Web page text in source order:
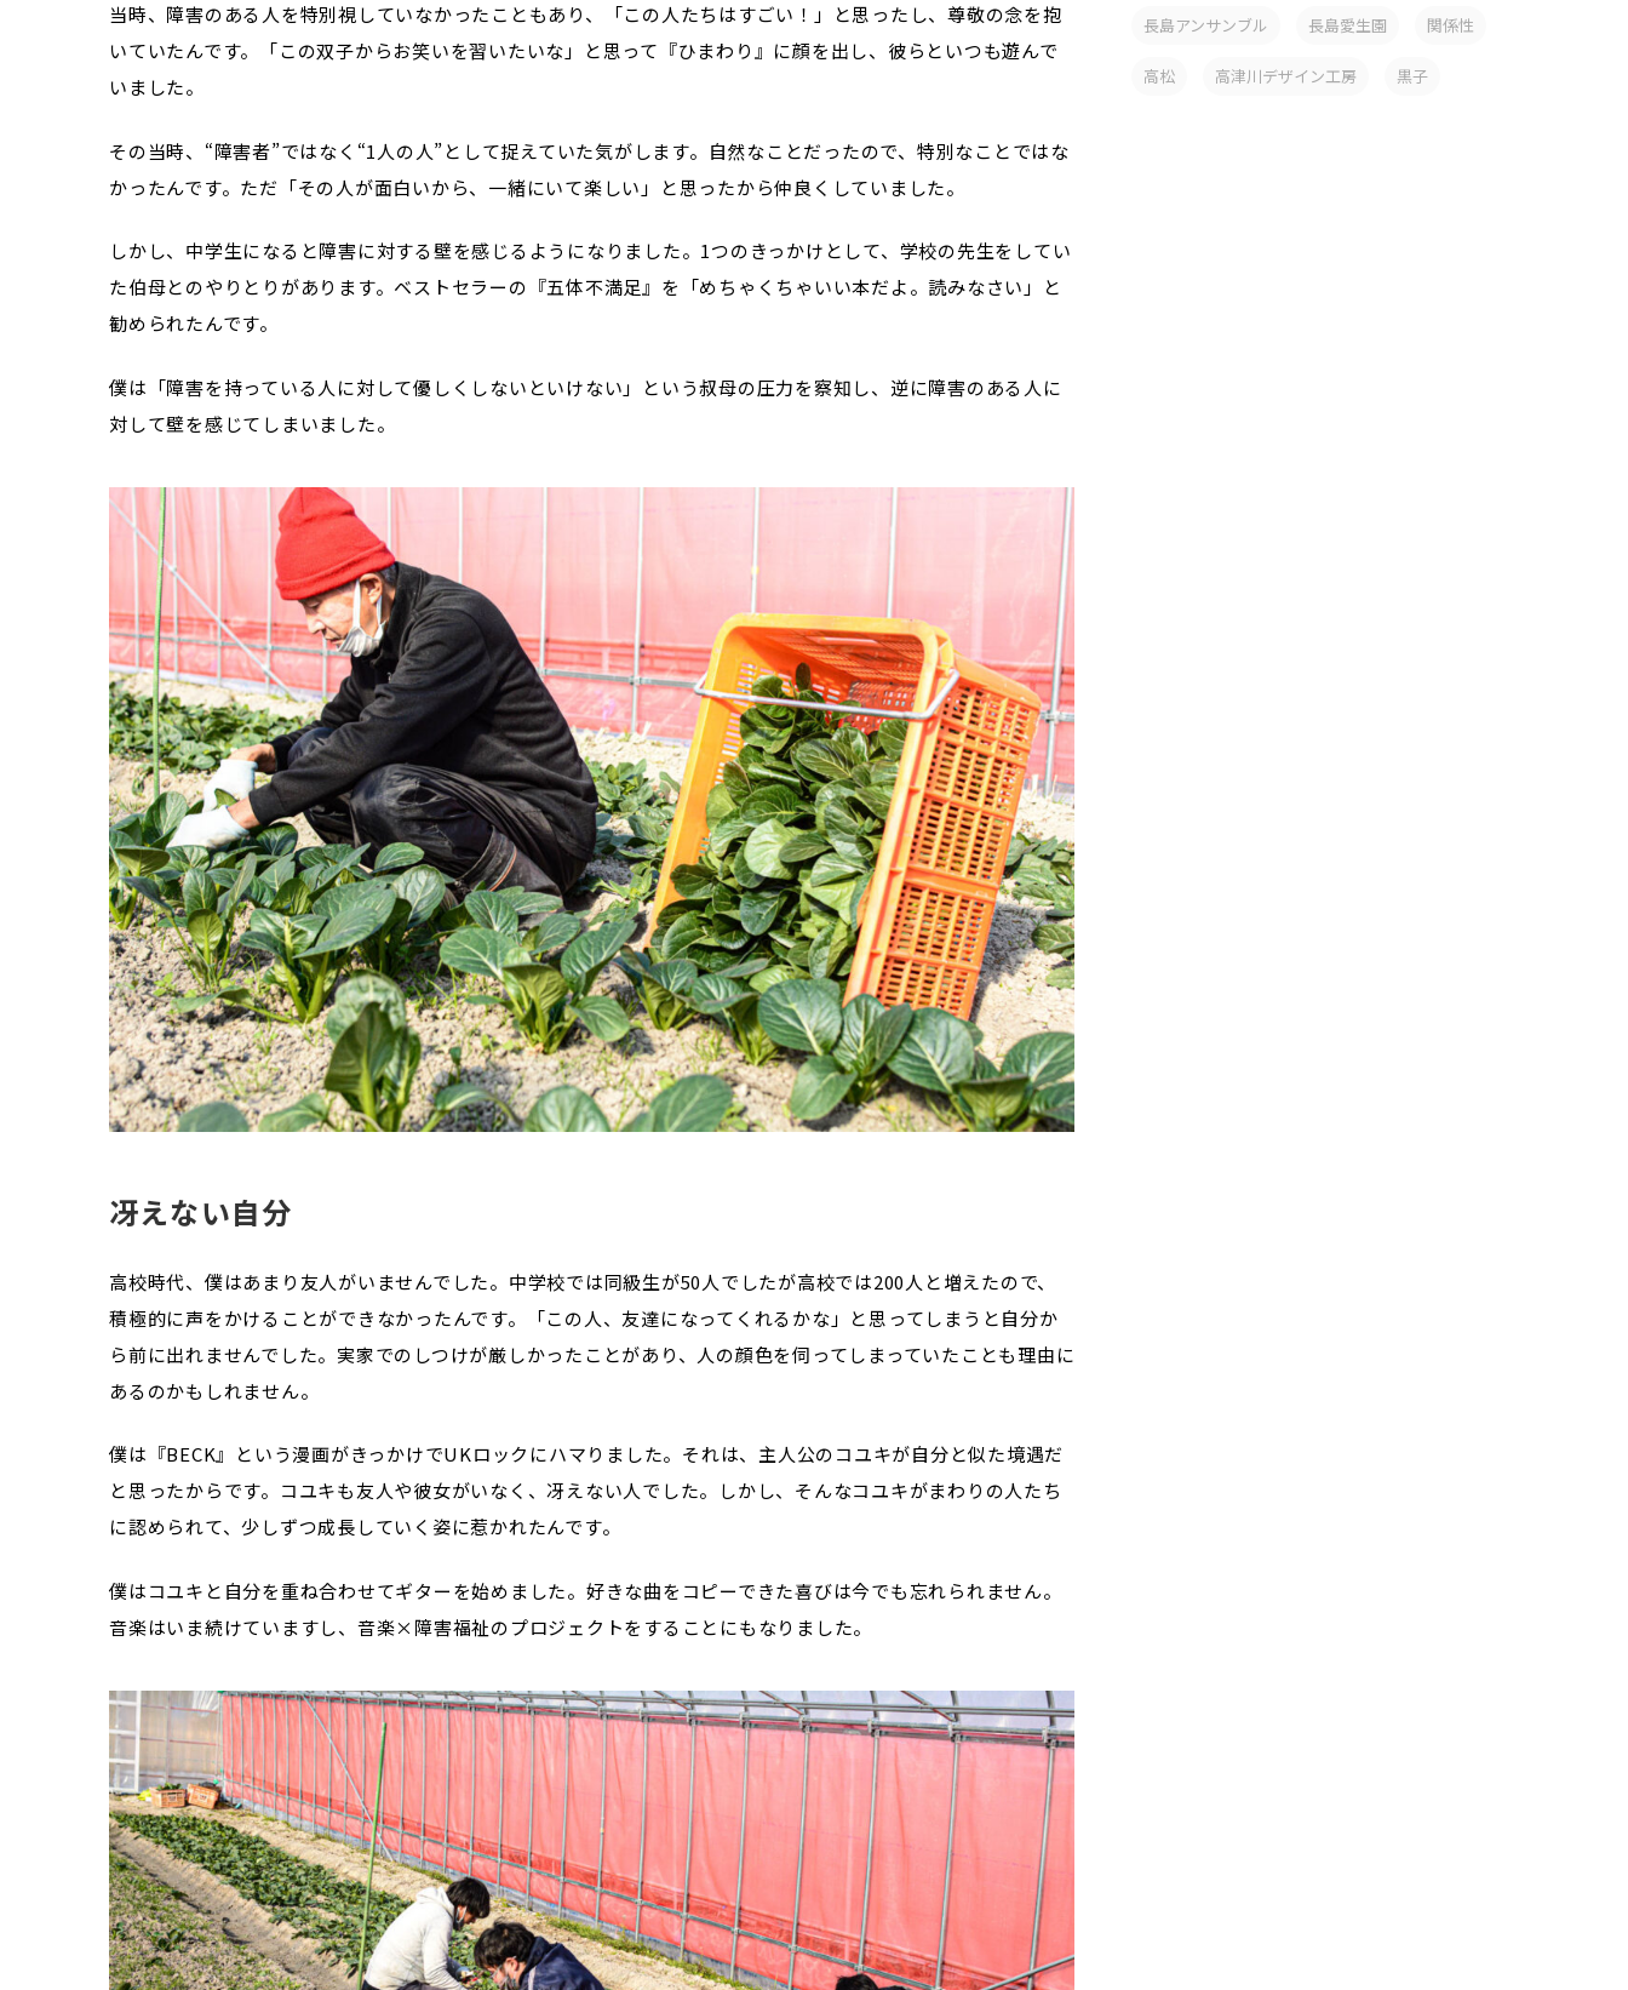
当時、障害のある人を特別視していなかったこともあり、「この人たちはすごい！」と思ったし、尊敬の念を抱
いていたんです。「この双子からお笑いを習いたいな」と思って『ひまわり』に顔を出し、彼らといつも遊んで
いました。
その当時、“障害者”ではなく“1人の人”として捉えていた気がします。自然なことだったので、特別なことではな
かったんです。ただ「その人が面白いから、一緒にいて楽しい」と思ったから仲良くしていました。
しかし、中学生になると障害に対する壁を感じるようになりました。1つのきっかけとして、学校の先生をしてい
た伯母とのやりとりがあります。ベストセラーの『五体不満足』を「めちゃくちゃいい本だよ。読みなさい」と
勧められたんです。
僕は「障害を持っている人に対して優しくしないといけない」という叔母の圧力を察知し、逆に障害のある人に
対して壁を感じてしまいました。
冴えない自分
高校時代、僕はあまり友人がいませんでした。中学校では同級生が50人でしたが高校では200人と増えたので、
積極的に声をかけることができなかったんです。「この人、友達になってくれるかな」と思ってしまうと自分か
ら前に出れませんでした。実家でのしつけが厳しかったことがあり、人の顔色を伺ってしまっていたことも理由に
あるのかもしれません。
僕は『BECK』という漫画がきっかけでUKロックにハマりました。それは、主人公のコユキが自分と似た境遇だ
と思ったからです。コユキも友人や彼女がいなく、冴えない人でした。しかし、そんなコユキがまわりの人たち
に認められて、少しずつ成長していく姿に惹かれたんです。
僕はコユキと自分を重ね合わせてギターを始めました。好きな曲をコピーできた喜びは今でも忘れられません。
音楽はいま続けていますし、音楽×障害福祉のプロジェクトをすることにもなりました。
長島アンサンブル 長島愛生園 関係性
高松 高津川デザイン工房 黒子